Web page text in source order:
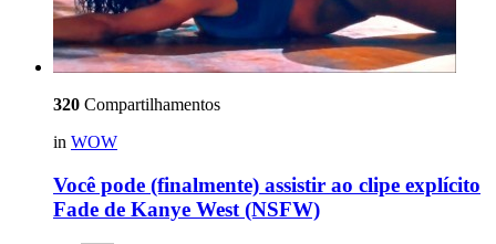
320 Compartilhamentos
in WOW
Você pode (finalmente) assistir ao clipe explícito
Fade de Kanye West (NSFW)